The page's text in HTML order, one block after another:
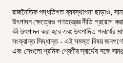
রাজনৈতিক পদ্ধতিগত ব্যবস্থাপনা ছাড়াও,
উৎপাদন ক্ষেত্রেও গণতন্ত্রের নীতি প্রয়োগ
কী উৎপাদন করা হবে এবং উৎপাদিত পদার্থের
সংক্রান্ত সিদ্ধান্ত - এই সমস্ত বিষয়
এবং সেগুলো শ্রমিক শ্রেণীর স্বার্থের সঙ্গে